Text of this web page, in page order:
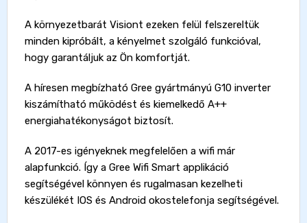
A környezetbarát Visiont ezeken felül felszereltük
minden kipróbált, a kényelmet szolgáló funkcióval,
hogy garantáljuk az Ön komfortját.
A híresen megbízható Gree gyártmányú G10 inverter
kiszámítható működést és kiemelkedő A++
energiahatékonyságot biztosít.
A 2017-es igényeknek megfelelően a wifi már
alapfunkció. Így a Gree Wifi Smart applikáció
segítségével könnyen és rugalmasan kezelheti
készülékét IOS és Android okostelefonja segítségével.